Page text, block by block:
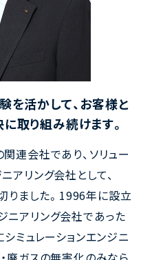
を活かして、お客様と
取り組み続けます。
連会社であり、ソリュー
アリング会社として、
りました。1996年に設立
アリング会社であった
シミュレーションエンジニ